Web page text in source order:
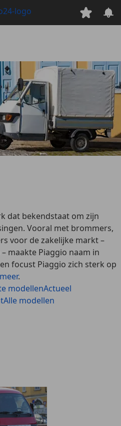
dat bekendstaat om zijn
Vooral met brommers,
voor de zakelijke markt –
maakte Piaggio naam in
focust Piaggio zich sterk op
.
modellenActueel
Alle modellen